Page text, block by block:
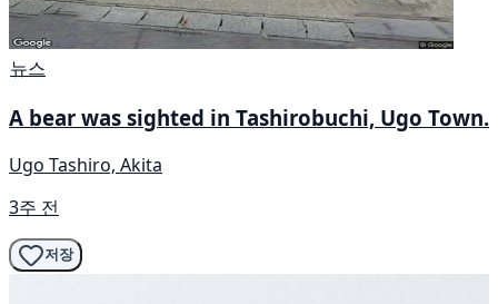
뉴스
A bear was sighted in Tashirobuchi, Ugo Town.
Ugo Tashiro, Akita
3주 전
저장